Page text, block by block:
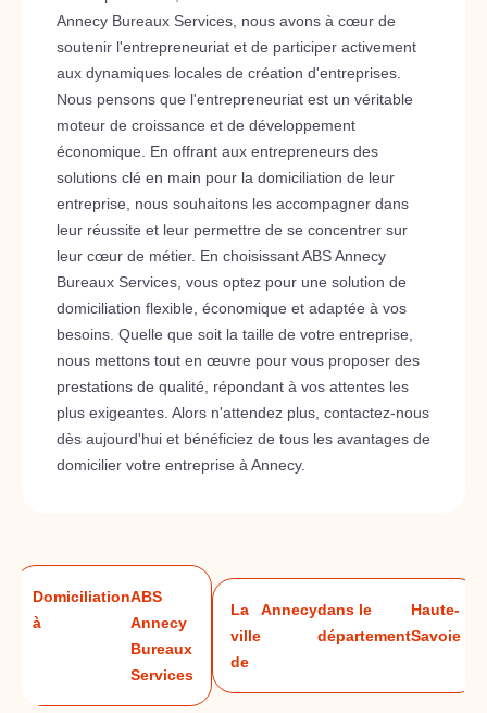
Annecy Bureaux Services, nous avons à cœur de
soutenir l'entrepreneuriat et de participer activement
aux dynamiques locales de création d'entreprises.
Nous pensons que l'entrepreneuriat est un véritable
moteur de croissance et de développement
économique. En offrant aux entrepreneurs des
solutions clé en main pour la domiciliation de leur
entreprise, nous souhaitons les accompagner dans
leur réussite et leur permettre de se concentrer sur
leur cœur de métier. En choisissant ABS Annecy
Bureaux Services, vous optez pour une solution de
domiciliation flexible, économique et adaptée à vos
besoins. Quelle que soit la taille de votre entreprise,
nous mettons tout en œuvre pour vous proposer des
prestations de qualité, répondant à vos attentes les
plus exigeantes. Alors n'attendez plus, contactez-nous
dès aujourd'hui et bénéficiez de tous les avantages de
domicilier votre entreprise à Annecy.
Domiciliation
à
ABS
Annecy
Bureaux
Services
La
ville
de
Annecydans le
département
Haute-
Savoie